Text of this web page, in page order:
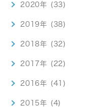
2020年 (33)
2019年 (38)
2018年 (32)
2017年 (22)
2016年 (41)
2015年 (4)